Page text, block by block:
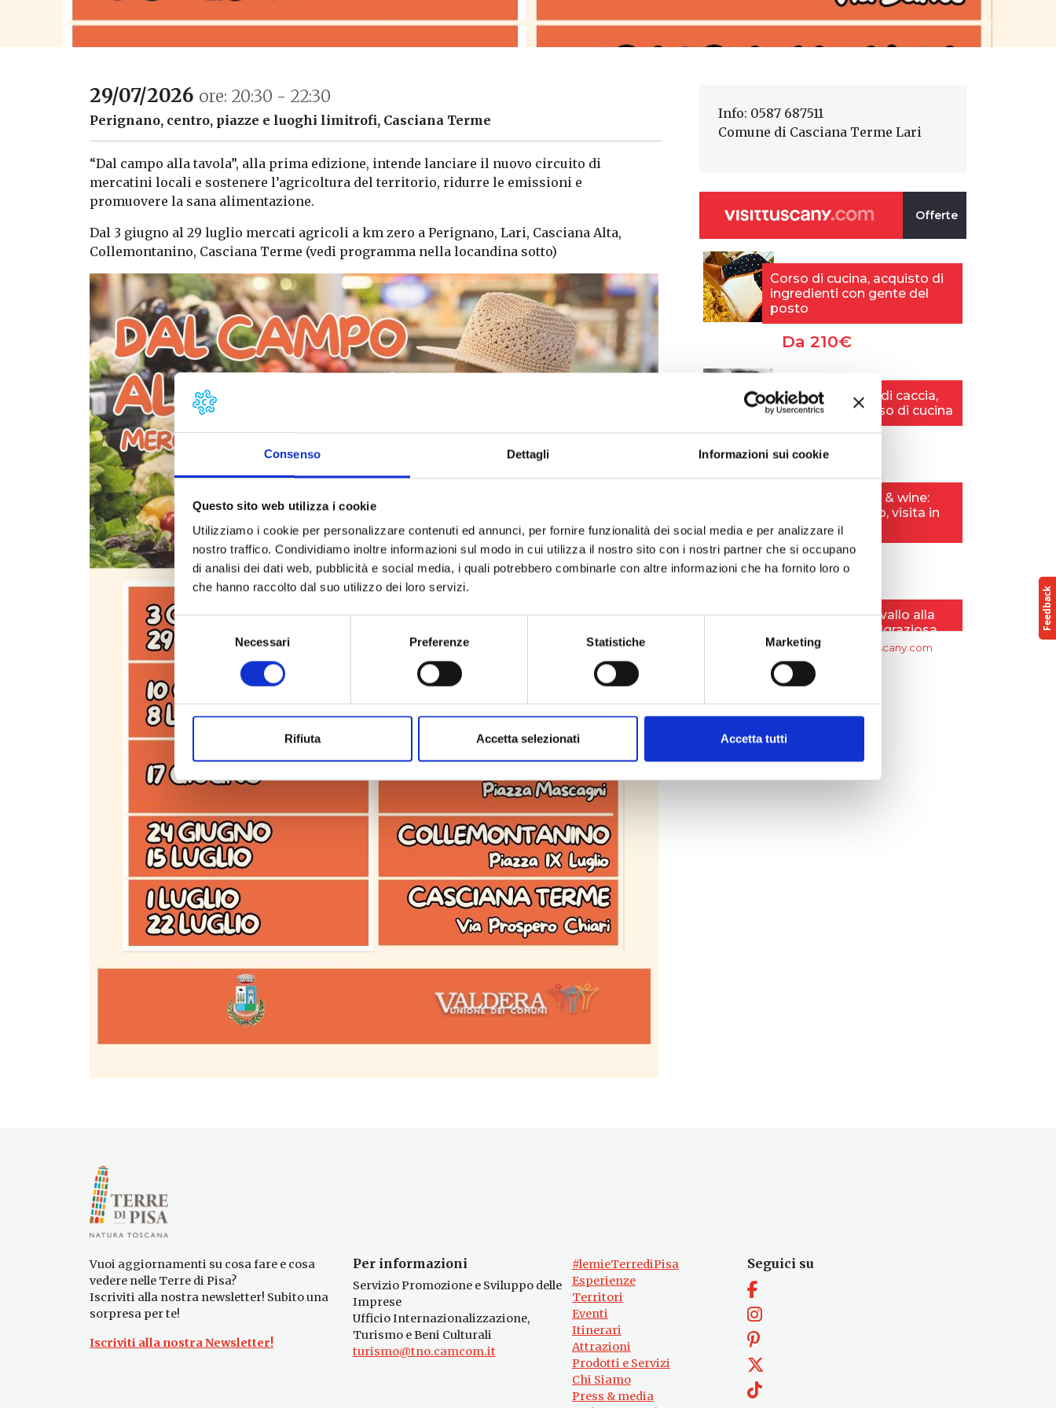
Consenso Dettagli Informazioni sui cookie
Questo sito web utilizza i cookie
Utilizziamo i cookie per personalizzare contenuti ed annunci, per fornire funzionalità dei social media e per analizzare il
nostro traffico. Condividiamo inoltre informazioni sul modo in cui utilizza il nostro sito con i nostri partner che si occupano
di analisi dei dati web, pubblicità e social media, i quali potrebbero combinarle con altre informazioni che ha fornito loro o
che hanno raccolto dal suo utilizzo dei loro servizi.
Selezione
del
consenso
Necessari Preferenze Statistiche Marketing
Rifiuta Accetta selezionati Accetta tutti
29/07/2026 ore: 20:30 - 22:30
Perignano, centro, piazze e luoghi limitrofi, Casciana Terme
“Dal campo alla tavola”, alla prima edizione, intende lanciare il nuovo circuito di
mercatini locali e sostenere l’agricoltura del territorio, ridurre le emissioni e
promuovere la sana alimentazione.
Dal 3 giugno al 29 luglio mercati agricoli a km zero a Perignano, Lari, Casciana Alta,
Collemontanino, Casciana Terme (vedi programma nella locandina sotto)
Info: 0587 687511
Comune di Casciana Terme Lari
Vuoi aggiornamenti su cosa fare e cosa
vedere nelle Terre di Pisa?
Iscriviti alla nostra newsletter! Subito una
sorpresa per te!
Iscriviti alla nostra Newsletter!
Per informazioni
Servizio Promozione e Sviluppo delle
Imprese
Ufficio Internazionalizzazione,
Turismo e Beni Culturali
turismo@tno.camcom.it
#lemieTerrediPisa
Esperienze
Territori
Eventi
Itinerari
Attrazioni
Prodotti e Servizi
Chi Siamo
Press & media
Seguici su